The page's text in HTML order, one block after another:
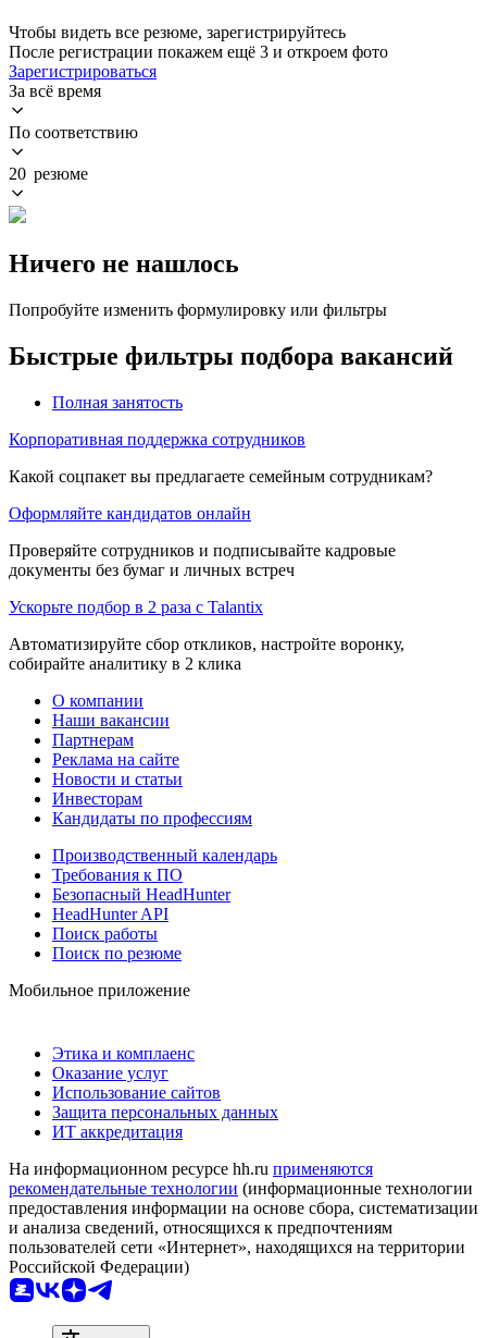
Чтобы видеть все резюме, зарегистрируйтесь
После регистрации покажем ещё 3 и откроем фото
Зарегистрироваться
За всё время
По соответствию
20 резюме
Ничего не нашлось
Попробуйте изменить формулировку или фильтры
Быстрые фильтры подбора вакансий
Полная занятость
Корпоративная поддержка сотрудников
Какой соцпакет вы предлагаете семейным сотрудникам?
Оформляйте кандидатов онлайн
Проверяйте сотрудников и подписывайте кадровые
документы без бумаг и личных встреч
Ускорьте подбор в 2 раза с Talantix
Автоматизируйте сбор откликов, настройте воронку,
собирайте аналитику в 2 клика
О компании
Наши вакансии
Партнерам
Реклама на сайте
Новости и статьи
Инвесторам
Кандидаты по профессиям
Производственный календарь
Требования к ПО
Безопасный HeadHunter
HeadHunter API
Поиск работы
Поиск по резюме
Мобильное приложение
Этика и комплаенс
Оказание услуг
Использование сайтов
Защита персональных данных
ИТ аккредитация
На информационном ресурсе hh.ru применяются
рекомендательные технологии (информационные технологии
предоставления информации на основе сбора, систематизации
и анализа сведений, относящихся к предпочтениям
пользователей сети «Интернет», находящихся на территории
Российской Федерации)